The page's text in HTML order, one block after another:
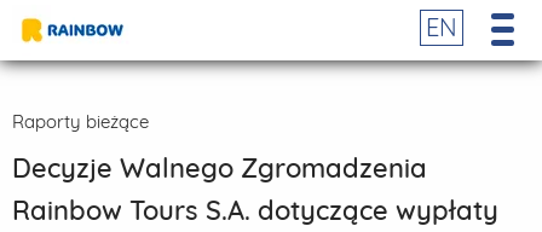
EN
Raporty bieżące
Decyzje Walnego Zgromadzenia
Rainbow Tours S.A. dotyczące wypłaty